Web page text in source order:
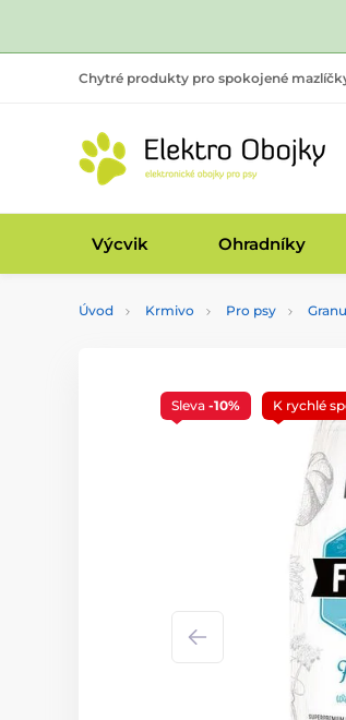
Chytré produkty pro spokojené
Výcvik Ohradníky
Úvod Krmivo Pro psy
Sleva -10% K rychlé